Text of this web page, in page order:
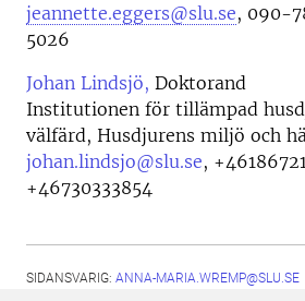
jeannette.eggers@slu.se, 090-
5026
Johan Lindsjö, Doktorand
Institutionen för tillämpad
välfärd, Husdjurens miljö och
johan.lindsjo@slu.se,
+46730333854
SIDANSVARIG: ANNA-MARIA.WREMP@SLU.SE